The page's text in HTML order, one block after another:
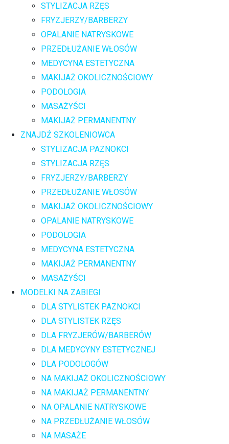
STYLIZACJA RZĘS
FRYZJERZY/BARBERZY
OPALANIE NATRYSKOWE
PRZEDŁUŻANIE WŁOSÓW
MEDYCYNA ESTETYCZNA
MAKIJAŻ OKOLICZNOŚCIOWY
PODOLOGIA
MASAŻYŚCI
MAKIJAŻ PERMANENTNY
ZNAJDŹ SZKOLENIOWCA
STYLIZACJA PAZNOKCI
STYLIZACJA RZĘS
FRYZJERZY/BARBERZY
PRZEDŁUŻANIE WŁOSÓW
MAKIJAŻ OKOLICZNOŚCIOWY
OPALANIE NATRYSKOWE
PODOLOGIA
MEDYCYNA ESTETYCZNA
MAKIJAŻ PERMANENTNY
MASAŻYŚCI
MODELKI NA ZABIEGI
DLA STYLISTEK PAZNOKCI
DLA STYLISTEK RZĘS
DLA FRYZJERÓW/BARBERÓW
DLA MEDYCYNY ESTETYCZNEJ
DLA PODOLOGÓW
NA MAKIJAŻ OKOLICZNOŚCIOWY
NA MAKIJAŻ PERMANENTNY
NA OPALANIE NATRYSKOWE
NA PRZEDŁUŻANIE WŁOSÓW
NA MASAŻE